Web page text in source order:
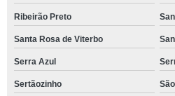
Ribeirão Preto
Santa Rosa de Viterbo
Serra Azul
Sertãozinho